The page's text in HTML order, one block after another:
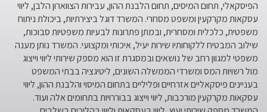
הפיסקאלי, תחום המיסים, תחום הלבנת ההון, עבירות הצווארון הלבן, ליווי
עסקאות מקרקעין ומשפט מסחרי. המשרד דוגל ביצירתיות, ביכולת ניתוח
משפטית, כלכלית ומסחרית, ובמתן פתרונות לבעיות משפטיות סבוכות,
שילוב המבטיח ללקוחותיו שירות יעיל, איכותי ומקצועי. המשרד נותן מענה
משפטי למגוון רחב של נושאים ובמסגרת זו הוא מספק שירותי ליווי וייצוג
מול רשויות המס ומשרדי הממשלה השונים, ליטיגציה בבתי המשפט
בעניינים פיסקאליים אזרחיים ופליליים בתחום המיסוי והלבנת ההון, ליווי
עסקאות מקרקעין מורכבות, ליווי וייצוג בבוררויות בתחומים אלה ועוד.